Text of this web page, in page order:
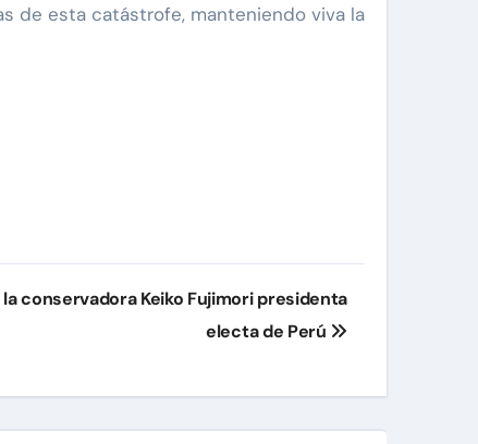
de esta catástrofe, manteniendo viva la
conservadora Keiko Fujimori presidenta
electa de Perú